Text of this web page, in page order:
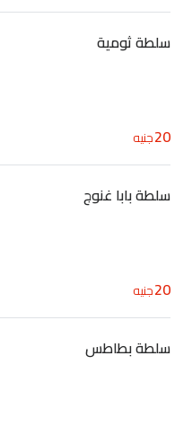
سلطة ثومية
20جنيه
سلطة بابا غنوج
20جنيه
سلطة بطاطس